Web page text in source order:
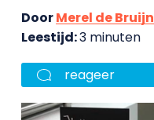
DoorMerel de Bruijn
Leestijd:3 minuten
reageer